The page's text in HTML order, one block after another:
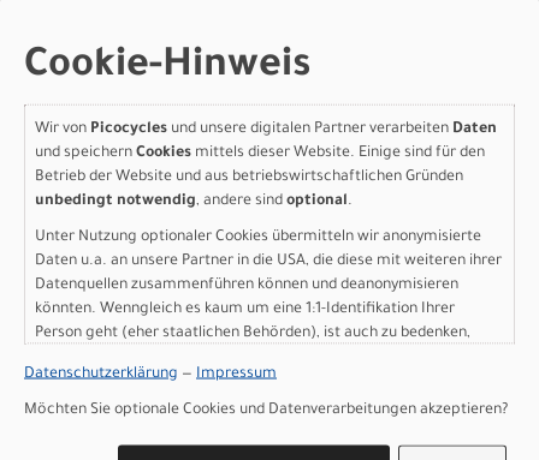
Bremse vorne: Shimano 2 pistons hydraulic disc, 180mm
160mm
Kassette: Gates 22T
Kette: BELT, GATES, 9927009A1, CDC,122T
Kurbelgarnitur: Praxis, Brose Isis, 165mm, Bcd 104mm
Pedale
: Specialized Commuter w/ grip tape & reflectors
Vorderreifen: Hemisphere Flat Protection Reflect, 650b
X 2.3
Hinterreifen: Hemisphere Flat Protection Reflect, 650b X
2.3
Vorbau: Specialized integrated stem
Lenker: Specialized Como handlebar/stem combo
Cookie-Hinweis
Wir von Picocycles und unsere digitalen Partner verarbeiten Daten
und speichern Cookies mittels dieser Website. Einige sind für den
Betrieb der Website und aus betriebswirtschaftlichen Gründen
unbedingt notwendig, andere sind optional.
Unter Nutzung optionaler Cookies übermitteln wir anonymisierte
Daten u.a. an unsere Partner in die USA, die diese mit weiteren ihrer
Datenquellen zusammenführen können und deanonymisieren
könnten. Wenngleich es kaum um eine 1:1-Identifikation Ihrer
Person geht (eher staatlichen Behörden), ist auch zu bedenken,
sind wie bei uns in der Europäischen Union.
Datenschutzerklärung — Impressum
Möchten Sie optionale Cookies und Datenverarbeitungen akzeptieren?